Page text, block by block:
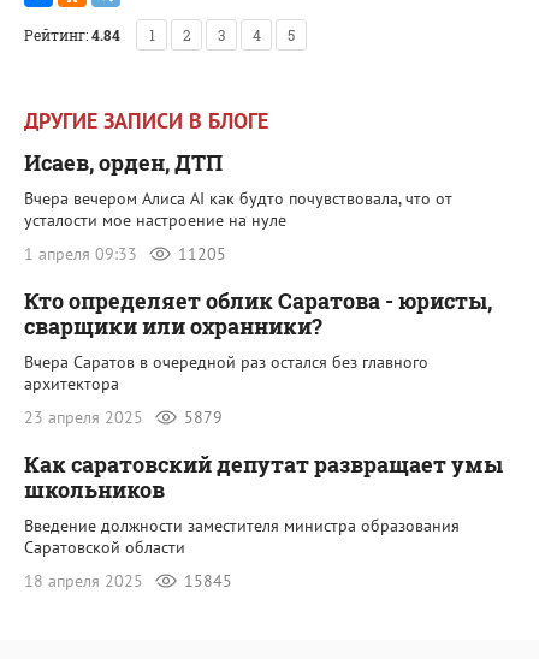
Рейтинг:4.84 1 2 3 4 5
ДРУГИЕ ЗАПИСИ В БЛОГЕ
Исаев, орден, ДТП
Вчера вечером Алиса AI как будто почувствовала, что от
усталости мое настроение на нуле
1 апреля 09:33
11205
Кто определяет облик Саратова - юристы,
сварщики или охранники?
Вчера Саратов в очередной раз остался без главного
архитектора
23 апреля 2025
5879
Как саратовский депутат развращает умы
школьников
Введение должности заместителя министра образования
Саратовской области
18 апреля 2025
15845